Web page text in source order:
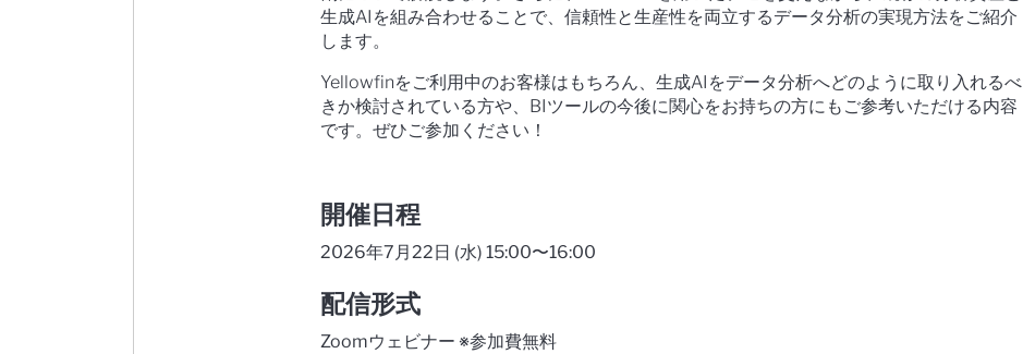
生成AIを組み合わせることで、信頼性と生産性を両立するデータ分析の実現方法をご紹介
します。
Yellowfinをご利用中のお客様はもちろん、生成AIをデータ分析へどのように取り入れるべ
きか検討されている方や、BIツールの今後に関心をお持ちの方にもご参考いただける内容
です。ぜひご参加ください！
開催日程
2026年7月22日 (水) 15:00〜16:00
配信形式
Zoomウェビナー ※参加費無料